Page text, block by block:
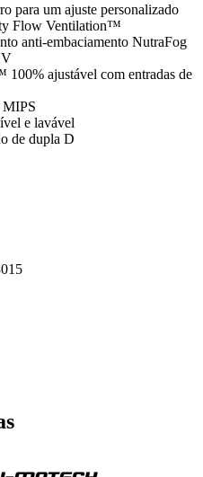
para um ajuste personalizado
Flow Ventilation™
anti-embaciamento NutraFog
ajustável com entradas de
MIPS
e lavável
de dupla D